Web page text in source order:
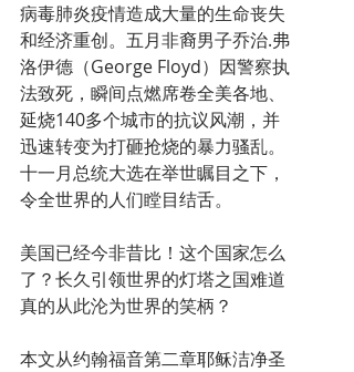
病毒肺炎疫情造成大量的生命丧失
和经济重创。五月非裔男子乔治.弗
洛伊德（George Floyd）因警察执
法致死，瞬间点燃席卷全美各地、
延烧140多个城市的抗议风潮，并
迅速转变为打砸抢烧的暴力骚乱。
十一月总统大选在举世瞩目之下，
令全世界的人们瞠目结舌。
美国已经今非昔比！这个国家怎么
了？长久引领世界的灯塔之国难道
真的从此沦为世界的笑柄？
本文从约翰福音第二章耶稣洁净圣